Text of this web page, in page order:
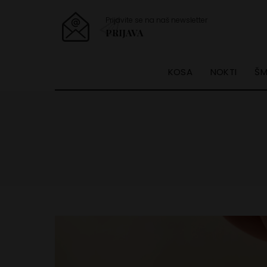
Prijavite se na naš newsletter
PRIJAVA
KOSA NOKTI